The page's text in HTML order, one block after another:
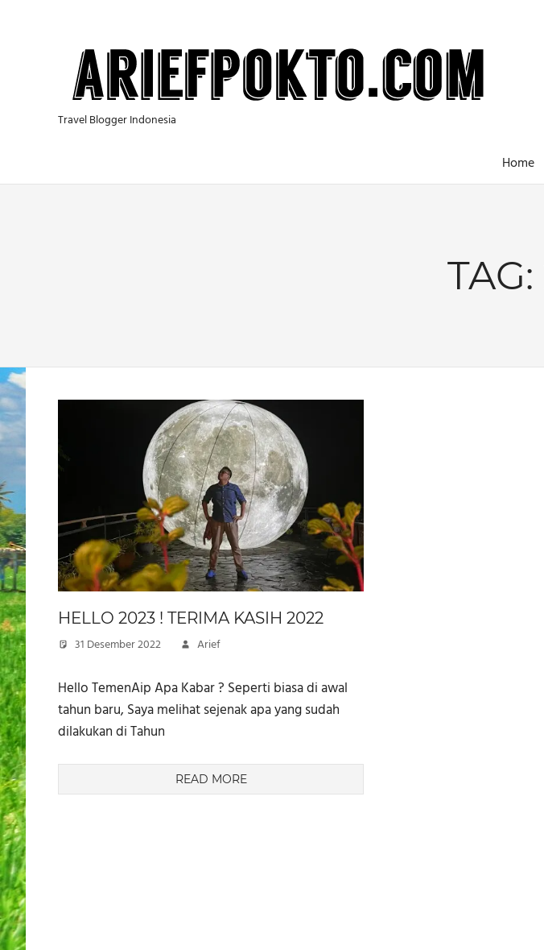
Travel Blogger Indonesia
Home
TAG:
HELLO 2023 ! TERIMA KASIH 2022
31 Desember 2022 Arief
Hello TemenAip Apa Kabar ? Seperti biasa di awal
tahun baru, Saya melihat sejenak apa yang sudah
dilakukan di Tahun
READ MORE